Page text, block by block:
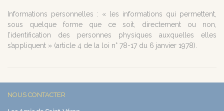
Informations personnelles : « les informations qui permettent,
sous quelque forme que ce soit, directement ou non,
l’identification des personnes physiques auxquelles elles
s’appliquent » (article 4 de la loi n° 78-17 du 6 janvier 1978).
NOUS CONTACTER